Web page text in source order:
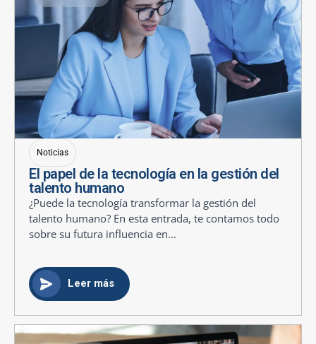
Noticias
El papel de la tecnología en la gestión del
talento humano
¿Puede la tecnología transformar la gestión del
talento humano? En esta entrada, te contamos todo
sobre su futura influencia en...
Leer más